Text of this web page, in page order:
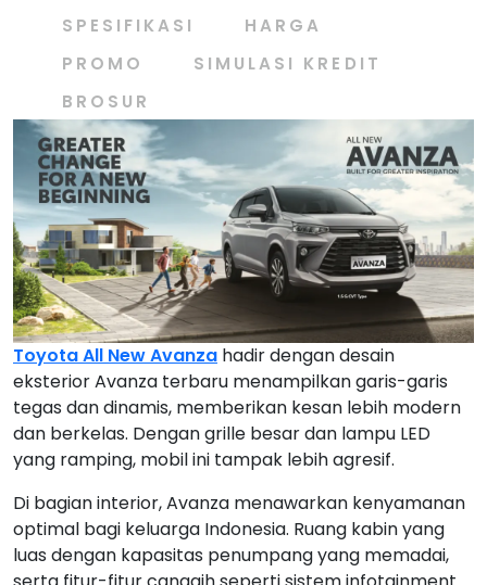
SPESIFIKASI
HARGA
PROMO
SIMULASI KREDIT
BROSUR
Toyota All New Avanza hadir dengan desain
eksterior Avanza terbaru menampilkan garis-garis
tegas dan dinamis, memberikan kesan lebih modern
dan berkelas. Dengan grille besar dan lampu LED
yang ramping, mobil ini tampak lebih agresif.
Di bagian interior, Avanza menawarkan kenyamanan
optimal bagi keluarga Indonesia. Ruang kabin yang
luas dengan kapasitas penumpang yang memadai,